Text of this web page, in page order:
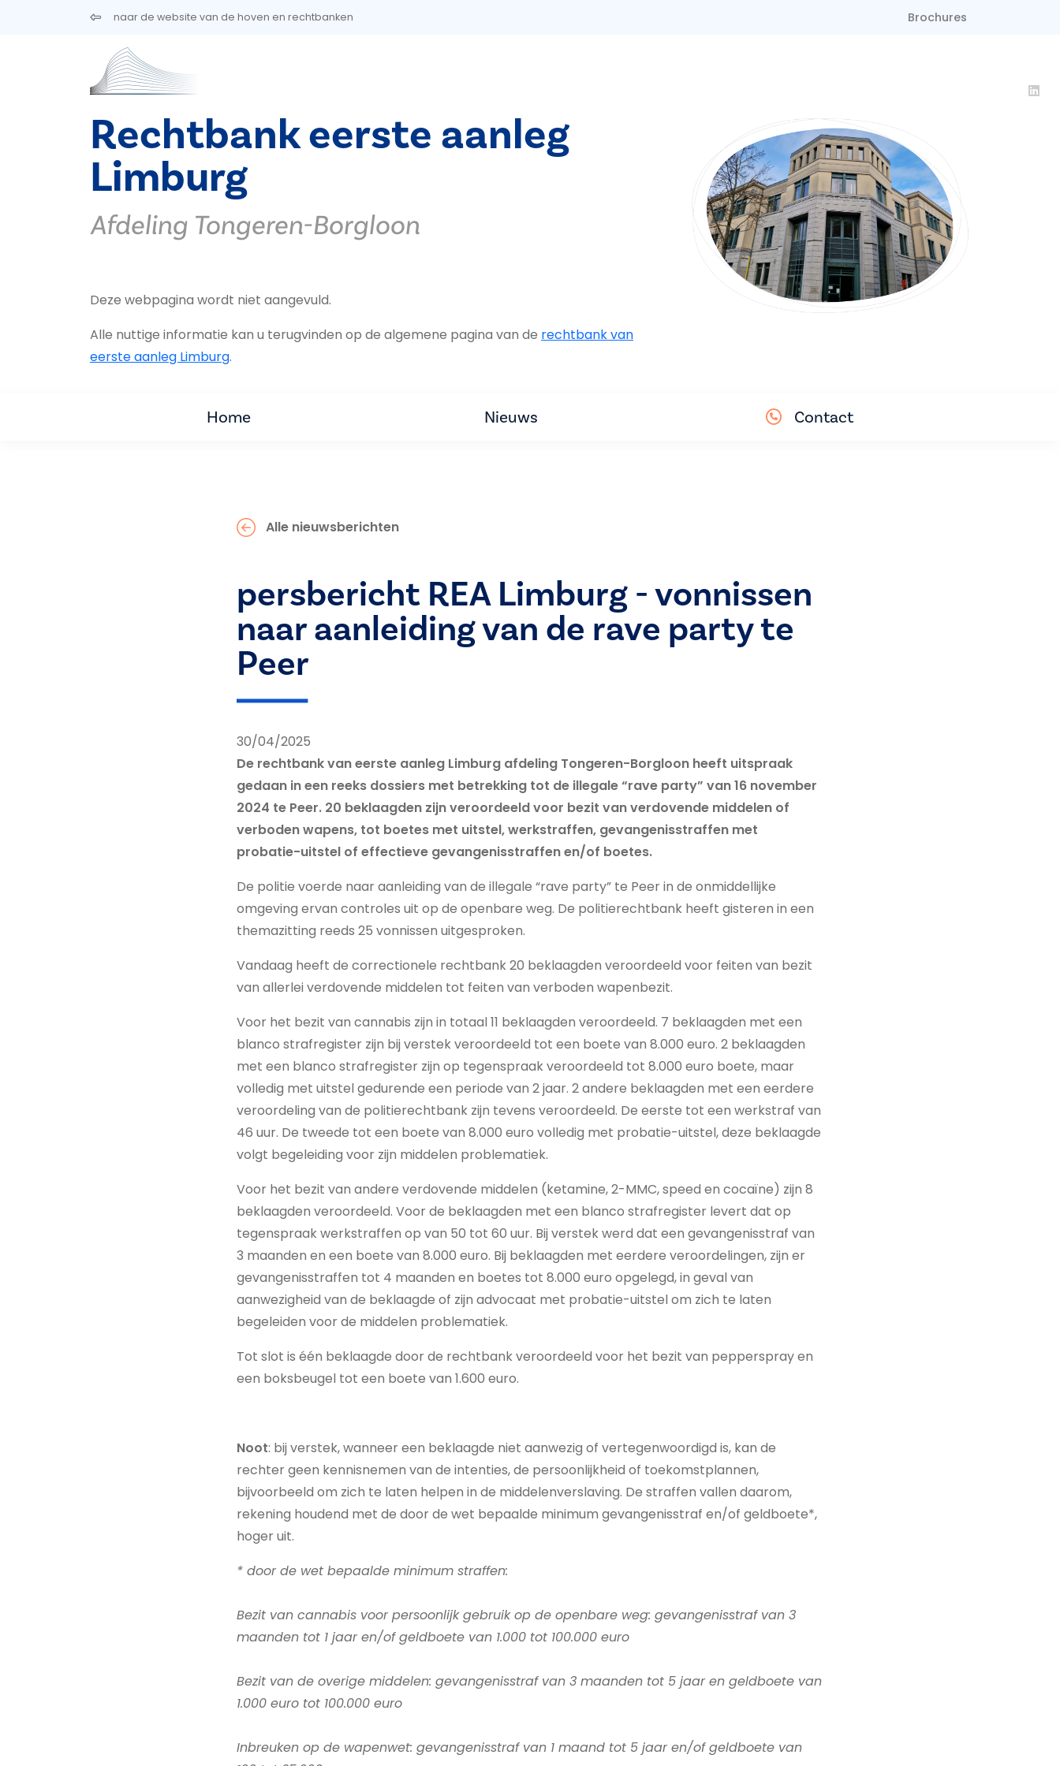
Overslaan en naar de inhoud gaannaar de website van de hoven en rechtbanken Brochures
Rechtbank eerste aanleg
Limburg
Afdeling Tongeren-Borgloon
Deze webpagina wordt niet aangevuld.
Alle nuttige informatie kan u terugvinden op de algemene pagina van de rechtbank van
eerste aanleg Limburg.
Home Nieuws Contact
Alle nieuwsberichten
persbericht REA Limburg - vonnissen
naar aanleiding van de rave party te
Peer
30/04/2025
De rechtbank van eerste aanleg Limburg afdeling Tongeren-Borgloon heeft uitspraak
gedaan in een reeks dossiers met betrekking tot de illegale “rave party” van 16 november
2024 te Peer. 20 beklaagden zijn veroordeeld voor bezit van verdovende middelen of
verboden wapens, tot boetes met uitstel, werkstraffen, gevangenisstraffen met
probatie-uitstel of effectieve gevangenisstraffen en/of boetes.
De politie voerde naar aanleiding van de illegale “rave party” te Peer in de onmiddellijke
omgeving ervan controles uit op de openbare weg. De politierechtbank heeft gisteren in een
themazitting reeds 25 vonnissen uitgesproken.
Vandaag heeft de correctionele rechtbank 20 beklaagden veroordeeld voor feiten van bezit
van allerlei verdovende middelen tot feiten van verboden wapenbezit.
Voor het bezit van cannabis zijn in totaal 11 beklaagden veroordeeld. 7 beklaagden met een
blanco strafregister zijn bij verstek veroordeeld tot een boete van 8.000 euro. 2 beklaagden
met een blanco strafregister zijn op tegenspraak veroordeeld tot 8.000 euro boete, maar
volledig met uitstel gedurende een periode van 2 jaar. 2 andere beklaagden met een eerdere
veroordeling van de politierechtbank zijn tevens veroordeeld. De eerste tot een werkstraf van
46 uur. De tweede tot een boete van 8.000 euro volledig met probatie-uitstel, deze beklaagde
volgt begeleiding voor zijn middelen problematiek.
Voor het bezit van andere verdovende middelen (ketamine, 2-MMC, speed en cocaïne) zijn 8
beklaagden veroordeeld. Voor de beklaagden met een blanco strafregister levert dat op
tegenspraak werkstraffen op van 50 tot 60 uur. Bij verstek werd dat een gevangenisstraf van
3 maanden en een boete van 8.000 euro. Bij beklaagden met eerdere veroordelingen, zijn er
gevangenisstraffen tot 4 maanden en boetes tot 8.000 euro opgelegd, in geval van
aanwezigheid van de beklaagde of zijn advocaat met probatie-uitstel om zich te laten
begeleiden voor de middelen problematiek.
Tot slot is één beklaagde door de rechtbank veroordeeld voor het bezit van pepperspray en
een boksbeugel tot een boete van 1.600 euro.
Noot: bij verstek, wanneer een beklaagde niet aanwezig of vertegenwoordigd is, kan de
rechter geen kennisnemen van de intenties, de persoonlijkheid of toekomstplannen,
bijvoorbeeld om zich te laten helpen in de middelenverslaving. De straffen vallen daarom,
rekening houdend met de door de wet bepaalde minimum gevangenisstraf en/of geldboete*,
hoger uit.
* door de wet bepaalde minimum straffen:
Bezit van cannabis voor persoonlijk gebruik op de openbare weg: gevangenisstraf van 3
maanden tot 1 jaar en/of geldboete van 1.000 tot 100.000 euro
Bezit van de overige middelen: gevangenisstraf van 3 maanden tot 5 jaar en geldboete van
1.000 euro tot 100.000 euro
Inbreuken op de wapenwet: gevangenisstraf van 1 maand tot 5 jaar en/of geldboete van